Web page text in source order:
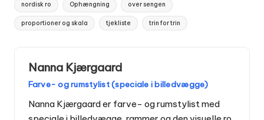
nordisk ro Ophængning over sengen
proportioner og skala tjekliste trin for trin
Nanna Kjærgaard
Farve- og rumstylist (speciale i billedvægge)
Nanna Kjærgaard er farve- og rumstylist med